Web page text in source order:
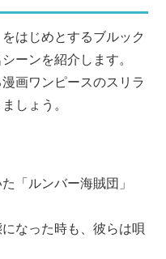
はじめとするブルック
ーンを紹介します。
画ワンピースのスリラ
しょう。
「ルンバー海賊団」
なった時も、彼らは唄